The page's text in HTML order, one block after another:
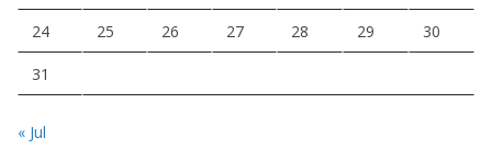
24 25 26 27 28 29 30
31
« Jul